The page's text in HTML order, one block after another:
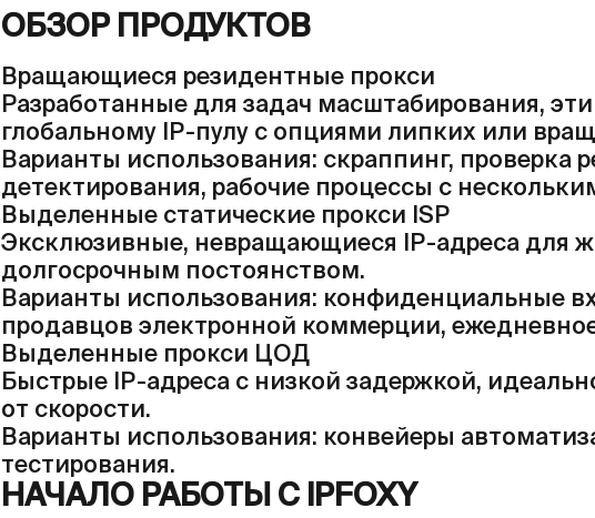
ОБЗОР ПРОДУКТОВ
Вращающиеся резидентные прокси
Разработанные для задач масштабирования,
глобальному IP-пулу с опциями липких или
Варианты использования: скраппинг, проверка
детектирования, рабочие процессы с
Выделенные статические прокси ISP
Эксклюзивные, невращающиеся IP-адреса для
долгосрочным постоянством.
Варианты использования: конфиденциальные
продавцов электронной коммерции,
Выделенные прокси ЦОД
Быстрые IP-адреса с низкой задержкой,
от скорости.
Варианты использования: конвейеры
тестирования.
НАЧАЛО РАБОТЫ С IPFOXY